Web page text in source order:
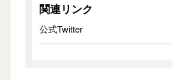
関連リンク
公式Twitter